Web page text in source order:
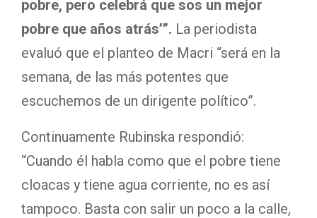
pobre, pero celebrá que sos un mejor
pobre que años atrás’”. La periodista
evaluó que el planteo de Macri “será en la
semana, de las más potentes que
escuchemos de un dirigente político”.
Continuamente Rubinska respondió:
“Cuando él habla como que el pobre tiene
cloacas y tiene agua corriente, no es así
tampoco. Basta con salir un poco a la calle,